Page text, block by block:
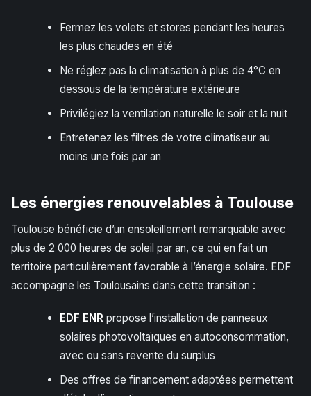
Fermez les volets et stores pendant les heures
les plus chaudes en été
Ne réglez pas la climatisation à plus de 4°C en
dessous de la température extérieure
Privilégiez la ventilation naturelle le soir et la nuit
Entretenez les filtres de votre climatiseur au
moins une fois par an
Les énergies renouvelables à Toulouse
Toulouse bénéficie d’un ensoleillement remarquable avec
plus de 2 000 heures de soleil par an, ce qui en fait un
territoire particulièrement favorable à l’énergie solaire. EDF
accompagne les Toulousains dans cette transition :
EDF ENRpropose l’installation de panneaux
solaires photovoltaïques en autoconsommation,
avec ou sans revente du surplus
Des offres de financement adaptées permettent